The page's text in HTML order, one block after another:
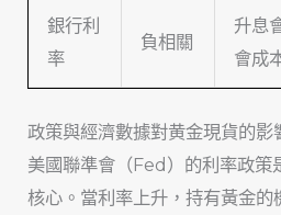
銀行利
率
負相關
升息
會成
政策與經濟數據對黄金現貨的影
美國聯準會（Fed）的利率政策
核心。當利率上升，持有黃金